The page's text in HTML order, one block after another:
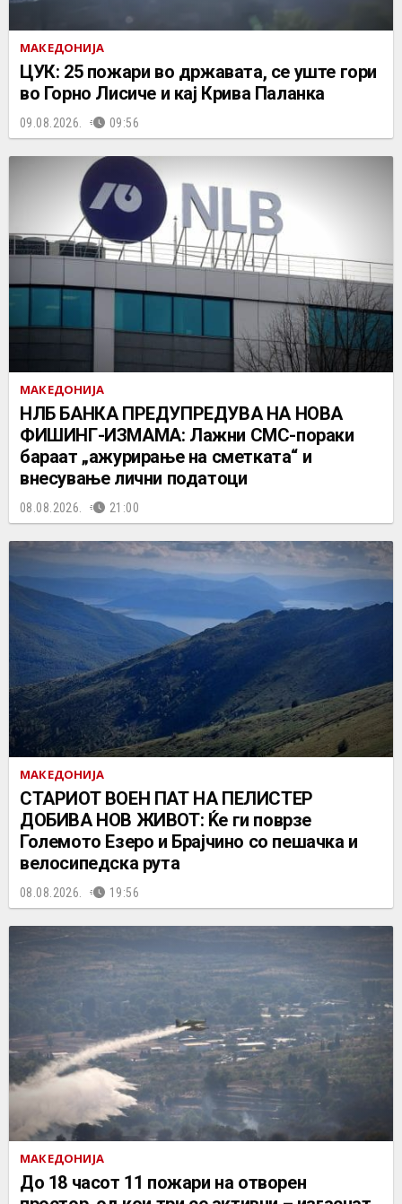
МАКЕДОНИЈА
ЦУК: 25 пожари во државата, се уште гори
во Горно Лисиче и кај Крива Паланка
09.08.2026. 09:56
МАКЕДОНИЈА
НЛБ БАНКА ПРЕДУПРЕДУВА НА НОВА
ФИШИНГ-ИЗМАМА: Лажни СМС-пораки
бараат „ажурирање на сметката“ и
внесување лични податоци
08.08.2026. 21:00
МАКЕДОНИЈА
СТАРИОТ ВОЕН ПАТ НА ПЕЛИСТЕР
ДОБИВА НОВ ЖИВОТ: Ќе ги поврзе
Големото Езеро и Брајчино со пешачка и
велосипедска рута
08.08.2026. 19:56
МАКЕДОНИЈА
До 18 часот 11 пожари на отворен